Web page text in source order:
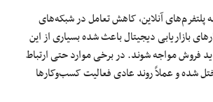
آنلاین، کاهش تعامل در شبکه‌های
بازاریابی دیجیتال باعث شده بسیاری از این
فروش مواجه شوند. در برخی موارد حتی ارتباط
شده و عملاً روند عادی فعالیت کسب‌وکارها